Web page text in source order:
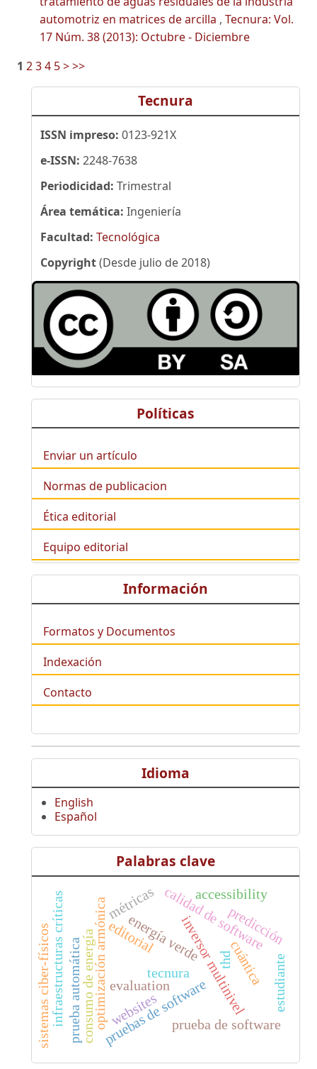
automotriz en matrices de arcilla , Tecnura: Vol.
17 Núm. 38 (2013): Octubre - Diciembre
1 234 5>>>
Tecnura
ISSN impreso: 0123-921X
e-ISSN: 2248-7638
Periodicidad: Trimestral
Área temática: Ingeniería
Facultad: Tecnológica
Copyright(Desde julio de 2018)
Políticas
Enviar un artículo
Normas de publicacion
Ética editorial
Equipo editorial
Información
Formatos y Documentos
Indexación
Contacto
Idioma
English
Español
Palabras clave
editorial
tecnurainversor multinivel
optimización armónica thd
energía verde
consumo de energíapruebas de softwareprueba de software
prueba automática
calidad de software
accessibility
evaluation
websites
cuántica
infraestructuras críticas
sistemas ciber-físicos
métricas
predicción
estudiante